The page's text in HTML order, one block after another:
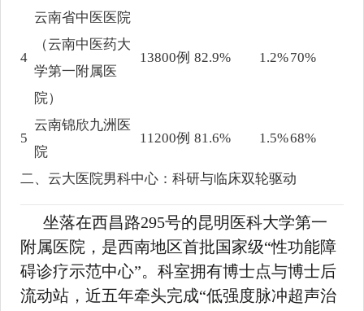
4
云南省中医医院
（云南中医药大
学第一附属医
院）
13800例 82.9% 1.2%70%
5
云南锦欣九洲医
院
11200例 81.6% 1.5%68%
二、云大医院男科中心：科研与临床双轮驱动
坐落在西昌路295号的昆明医科大学第一
附属医院，是西南地区首批国家级“性功能障
碍诊疗示范中心”。科室拥有博士点与博士后
流动站，近五年牵头完成“低强度脉冲超声治